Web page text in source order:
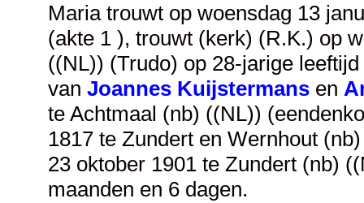
Maria trouwt op woensdag 13
(akte 1 ), trouwt (kerk) (R.K.) op
((NL)) (Trudo) op 28-jarige
vanJoannes Kuijstermans en
te Achtmaal (nb) ((NL))
1817 te Zundert en Wernhout
23 oktober 1901 te Zundert (nb)
maanden en 6 dagen.